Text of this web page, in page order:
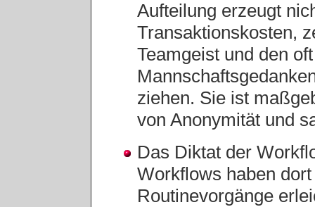
Aufteilung erzeugt
Transaktionskosten,
Teamgeist und den
ziehen. Sie ist
von Anonymität und
Das Diktat der
Workflows haben
Routinevorgänge